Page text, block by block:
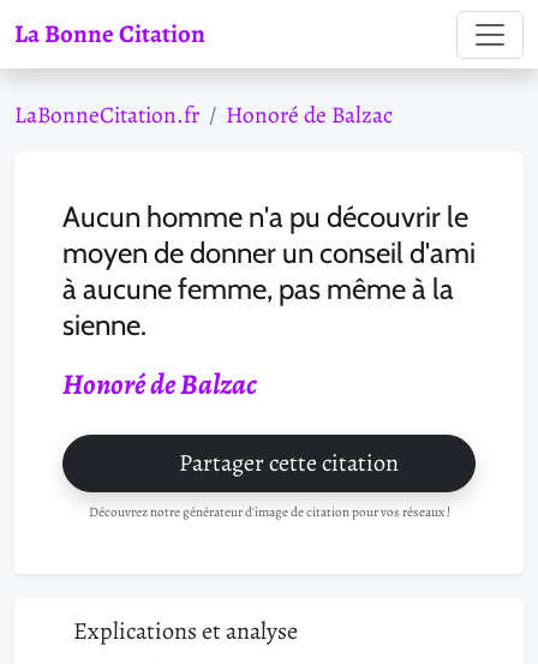
La Bonne Citation
LaBonneCitation.fr Honoré de Balzac
Aucun homme n'a pu découvrir le
moyen de donner un conseil d'ami
à aucune femme, pas même à la
sienne.
Honoré de Balzac
Partager cette citation
Découvrez notre générateur d'image de citation pour vos réseaux !
Explications et analyse